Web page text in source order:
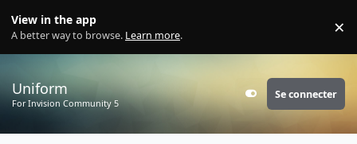
View in the app
A better way to browse. Learn more. ×
Uniform
For Invision Community 5 Customizer
Se connecter